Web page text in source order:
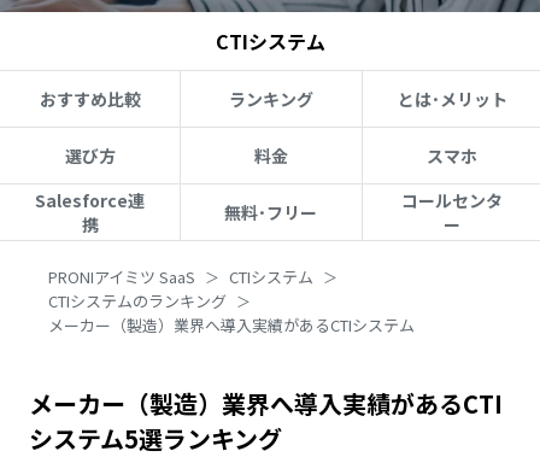
CTIシステム
おすすめ比較 ランキング とは･メリット
選び方 料金
スマホ
Salesforce連
携
無料･フリー
コールセンタ
ー
PRONIアイミツ SaaS
CTIシステム
CTIシステムのランキング
メーカー（製造）業界へ導入実績があるCTIシステム
メーカー（製造）業界へ導入実績があるCTI
システム5選ランキング